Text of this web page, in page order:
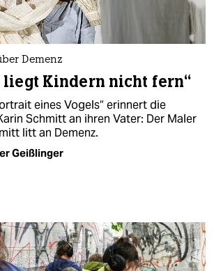
Demenz
liegt Kindern nicht fern“
eines Vogels“ erinnert die
Schmitt an ihren Vater: Der Maler
litt an Demenz.
Geißlinger